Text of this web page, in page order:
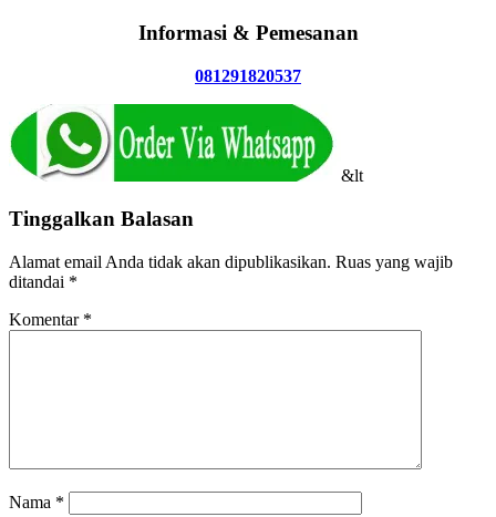
Informasi & Pemesanan
081291820537
&lt
Tinggalkan Balasan
Alamat email Anda tidak akan dipublikasikan. Ruas yang wajib
ditandai *
Komentar *
Nama *